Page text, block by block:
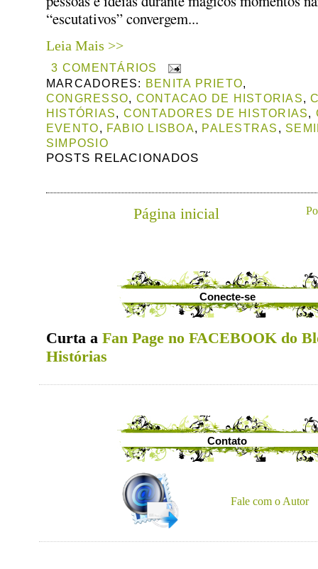
“escutativos” convergem...
Leia Mais >>
3 COMENTÁRIOS
MARCADORES: BENITA PRIETO,
CONGRESSO, CONTACAO DE HISTORIAS,
HISTÓRIAS, CONTADORES DE HISTORIAS,
EVENTO, FABIO LISBOA, PALESTRAS ,
SIMPOSIO
POSTS RELACIONADOS
Página inicial
Conecte-se
Curta a Fan Page no FACEBOOK do
Histórias
Contato
Fale com o Autor